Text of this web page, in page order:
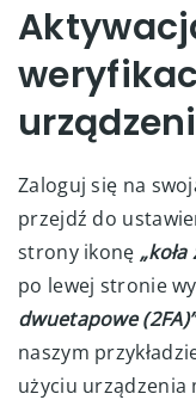
Zaloguj się na
przejdź do
strony ikonę
po lewej stronie
dwuetapowe (2FA)”
naszym
użyciu urządzenia